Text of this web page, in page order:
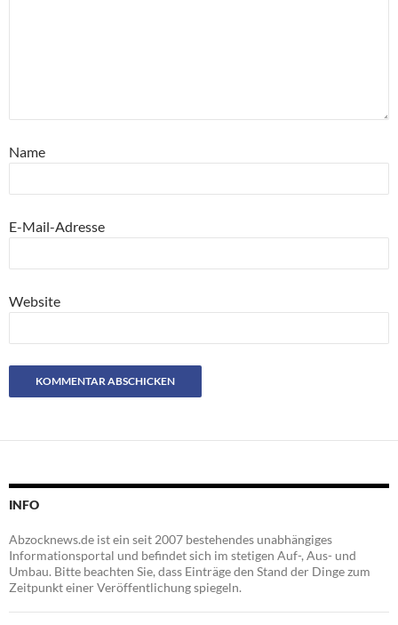
Name
E-Mail-Adresse
Website
INFO
Abzocknews.de ist ein seit 2007 bestehendes unabhängiges
Informationsportal und befindet sich im stetigen Auf-, Aus- und
Umbau. Bitte beachten Sie, dass Einträge den Stand der Dinge zum
Zeitpunkt einer Veröffentlichung spiegeln.